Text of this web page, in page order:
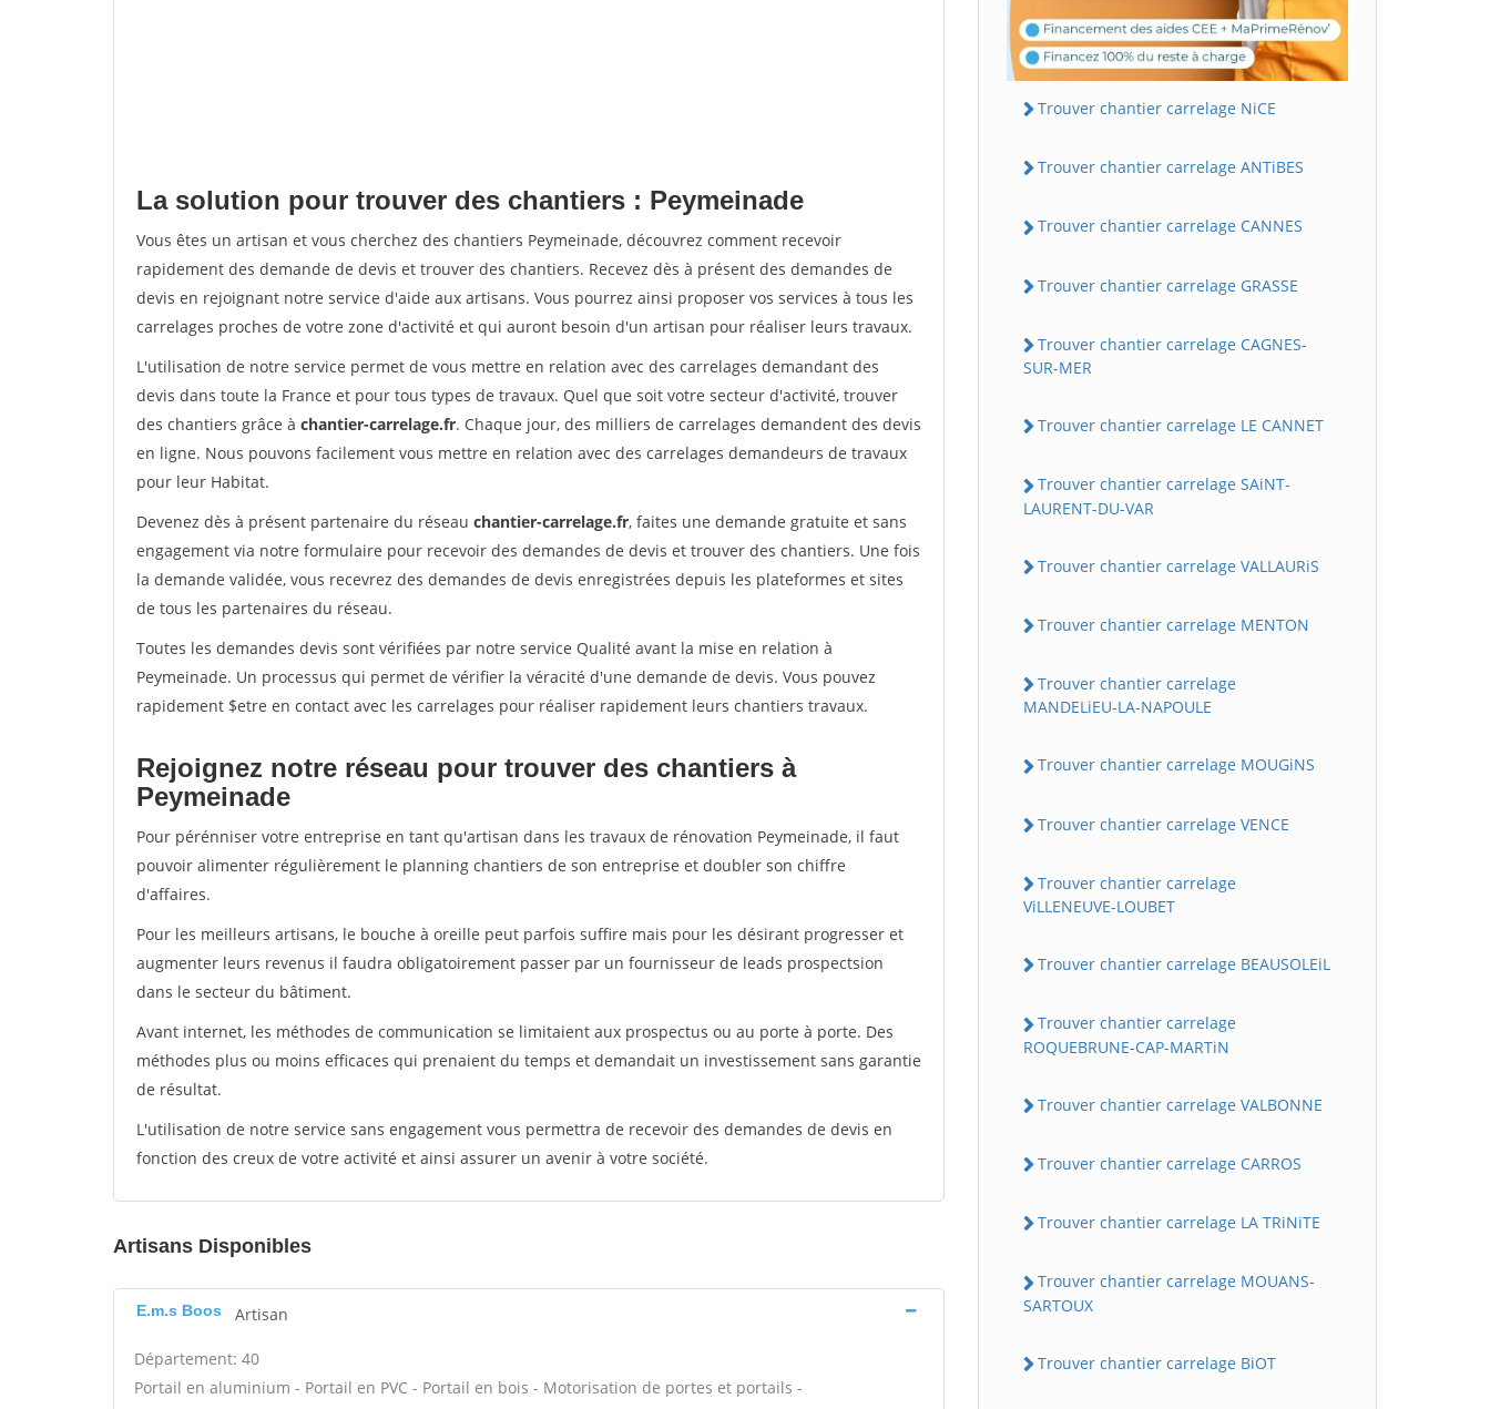
La solution pour trouver des chantiers : Peymeinade
Vous êtes un artisan et vous cherchez des chantiers Peymeinade, découvrez comment recevoir
rapidement des demande de devis et trouver des chantiers. Recevez dès à présent des demandes de
devis en rejoignant notre service d'aide aux artisans. Vous pourrez ainsi proposer vos services à tous les
carrelages proches de votre zone d'activité et qui auront besoin d'un artisan pour réaliser leurs travaux.
L'utilisation de notre service permet de vous mettre en relation avec des carrelages demandant des
devis dans toute la France et pour tous types de travaux. Quel que soit votre secteur d'activité, trouver
des chantiers grâce à chantier-carrelage.fr. Chaque jour, des milliers de carrelages demandent des devis
en ligne. Nous pouvons facilement vous mettre en relation avec des carrelages demandeurs de travaux
pour leur Habitat.
Devenez dès à présent partenaire du réseau chantier-carrelage.fr, faites une demande gratuite et sans
engagement via notre formulaire pour recevoir des demandes de devis et trouver des chantiers. Une fois
la demande validée, vous recevrez des demandes de devis enregistrées depuis les plateformes et sites
de tous les partenaires du réseau.
Toutes les demandes devis sont vérifiées par notre service Qualité avant la mise en relation à
Peymeinade. Un processus qui permet de vérifier la véracité d'une demande de devis. Vous pouvez
rapidement $etre en contact avec les carrelages pour réaliser rapidement leurs chantiers travaux.
Rejoignez notre réseau pour trouver des chantiers à
Peymeinade
Pour pérénniser votre entreprise en tant qu'artisan dans les travaux de rénovation Peymeinade, il faut
pouvoir alimenter régulièrement le planning chantiers de son entreprise et doubler son chiffre
d'affaires.
Pour les meilleurs artisans, le bouche à oreille peut parfois suffire mais pour les désirant progresser et
augmenter leurs revenus il faudra obligatoirement passer par un fournisseur de leads prospectsion
dans le secteur du bâtiment.
Avant internet, les méthodes de communication se limitaient aux prospectus ou au porte à porte. Des
méthodes plus ou moins efficaces qui prenaient du temps et demandait un investissement sans garantie
de résultat.
L'utilisation de notre service sans engagement vous permettra de recevoir des demandes de devis en
fonction des creux de votre activité et ainsi assurer un avenir à votre société.
Artisans Disponibles
E.m.s Boos Artisan
Département: 40
Portail en aluminium - Portail en PVC - Portail en bois - Motorisation de portes et portails -
Trouver chantier carrelage NiCE
Trouver chantier carrelage ANTiBES
Trouver chantier carrelage CANNES
Trouver chantier carrelage GRASSE
Trouver chantier carrelage CAGNES-
SUR-MER
Trouver chantier carrelage LE CANNET
Trouver chantier carrelage SAiNT-
LAURENT-DU-VAR
Trouver chantier carrelage VALLAURiS
Trouver chantier carrelage MENTON
Trouver chantier carrelage
MANDELiEU-LA-NAPOULE
Trouver chantier carrelage MOUGiNS
Trouver chantier carrelage VENCE
Trouver chantier carrelage
ViLLENEUVE-LOUBET
Trouver chantier carrelage BEAUSOLEiL
Trouver chantier carrelage
ROQUEBRUNE-CAP-MARTiN
Trouver chantier carrelage VALBONNE
Trouver chantier carrelage CARROS
Trouver chantier carrelage LA TRiNiTE
Trouver chantier carrelage MOUANS-
SARTOUX
Trouver chantier carrelage BiOT